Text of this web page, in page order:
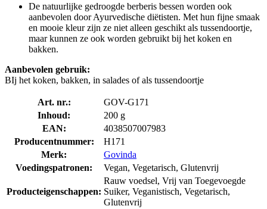
De natuurlijke gedroogde berberis bessen worden ook
aanbevolen door Ayurvedische diëtisten. Met hun fijne smaak
en mooie kleur zijn ze niet alleen geschikt als tussendoortje,
maar kunnen ze ook worden gebruikt bij het koken en
bakken.
Aanbevolen gebruik:
BIj het koken, bakken, in salades of als tussendoortje
Art. nr.:
GOV-G171
Inhoud:
200 g
EAN:
4038507007983
Producentnummer:
H171
Merk:
Govinda
Voedingspatronen:
Vegan, Vegetarisch, Glutenvrij
Producteigenschappen:
Rauw voedsel, Vrij van Toegevoegde
Suiker, Veganistisch, Vegetarisch,
Glutenvrij